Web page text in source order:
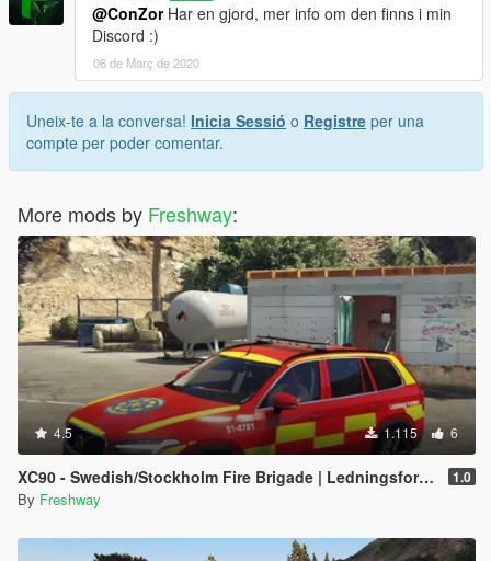
@ConZorHar en gjord, mer info om den finns i min
Discord :)
06 de Març de 2020
Uneix-te a la conversa! Inicia Sessió o Registre per una
compte per poder comentar.
More mods by Freshway:
4.5 1.115 6
XC90 - Swedish/Stockholm Fire Brigade | Ledningsfordon | 2017 1.0
By Freshway